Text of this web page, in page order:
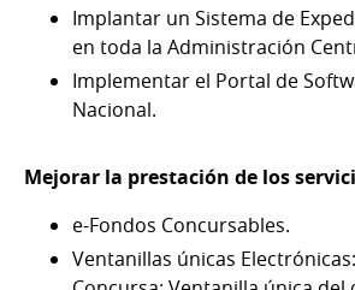
Implantar un Sistema de
en toda la Administración
Implementar el Portal de
Nacional.
Mejorar la prestación de los
e-Fondos Concursables.
Ventanillas únicas